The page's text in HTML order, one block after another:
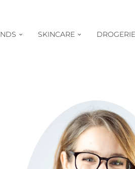
SKINCARE DROGERIE